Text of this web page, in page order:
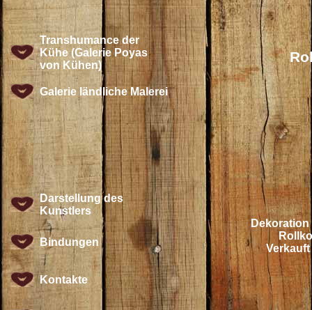
Transhumance der
Kühe (Galerie Poyas
von Kühen)
Galerie ländliche Malerei
Darstellung des
Kunstlers
Bindungen
Kontakte
Dekoration